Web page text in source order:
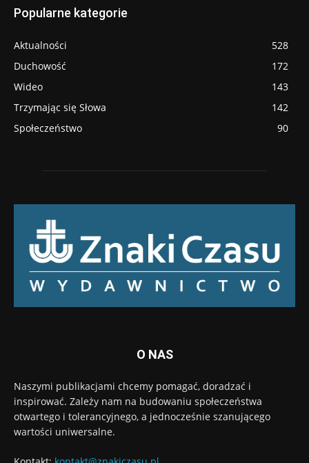
Popularne kategorie
Aktualności
528
Duchowość
172
Wideo
143
Trzymając się Słowa
142
Społeczeństwo
90
O NAS
Naszymi publikacjami chcemy pomagać, doradzać i
inspirować. Zależy nam na budowaniu społeczeństwa
otwartego i tolerancyjnego, a jednocześnie szanującego
wartości uniwersalne.